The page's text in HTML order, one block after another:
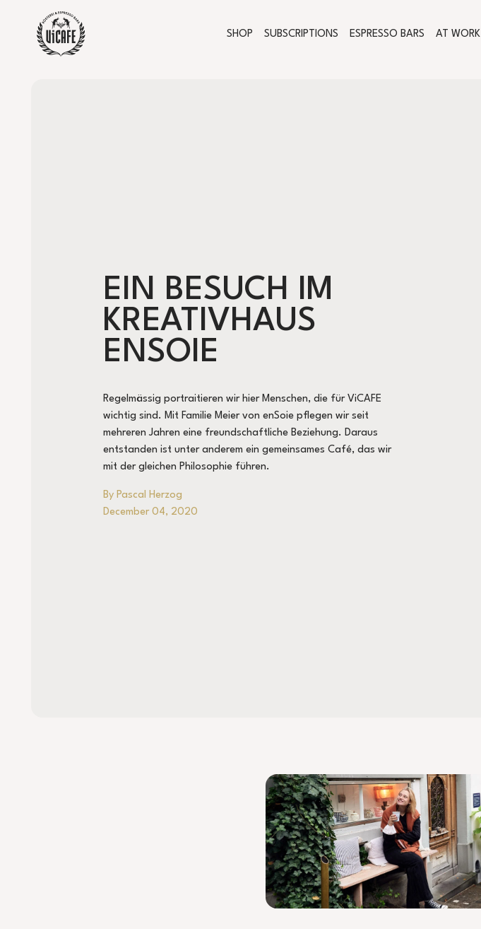
SHOP SUBSCRIPTIONS ESPRESSO BARS AT WORK
EIN BESUCH IM
KREATIVHAUS
ENSOIE
Regelmässig portraitieren wir hier Menschen, die für ViCAFE
wichtig sind. Mit Familie Meier von enSoie pflegen wir seit
mehreren Jahren eine freundschaftliche Beziehung. Daraus
entstanden ist unter anderem ein gemeinsames Café, das wir
mit der gleichen Philosophie führen.
By Pascal Herzog
December 04, 2020